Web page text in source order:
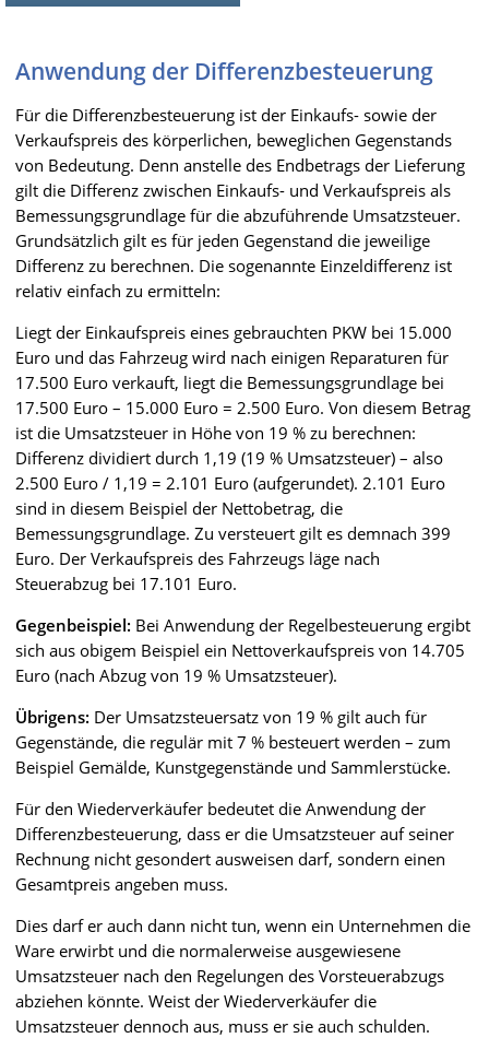
Anwendung der Differenzbesteuerung
Für die Differenzbesteuerung ist der Einkaufs- sowie der
Verkaufspreis des körperlichen, beweglichen Gegenstands
von Bedeutung. Denn anstelle des Endbetrags der Lieferung
gilt die Differenz zwischen Einkaufs- und Verkaufspreis als
Bemessungsgrundlage für die abzuführende Umsatzsteuer.
Grundsätzlich gilt es für jeden Gegenstand die jeweilige
Differenz zu berechnen. Die sogenannte Einzeldifferenz ist
relativ einfach zu ermitteln:
Liegt der Einkaufspreis eines gebrauchten PKW bei 15.000
Euro und das Fahrzeug wird nach einigen Reparaturen für
17.500 Euro verkauft, liegt die Bemessungsgrundlage bei
17.500 Euro – 15.000 Euro = 2.500 Euro. Von diesem Betrag
ist die Umsatzsteuer in Höhe von 19 % zu berechnen:
Differenz dividiert durch 1,19 (19 % Umsatzsteuer) – also
2.500 Euro / 1,19 = 2.101 Euro (aufgerundet). 2.101 Euro
sind in diesem Beispiel der Nettobetrag, die
Bemessungsgrundlage. Zu versteuert gilt es demnach 399
Euro. Der Verkaufspreis des Fahrzeugs läge nach
Steuerabzug bei 17.101 Euro.
Gegenbeispiel: Bei Anwendung der Regelbesteuerung ergibt
sich aus obigem Beispiel ein Nettoverkaufspreis von 14.705
Euro (nach Abzug von 19 % Umsatzsteuer).
Übrigens: Der Umsatzsteuersatz von 19 % gilt auch für
Gegenstände, die regulär mit 7 % besteuert werden – zum
Beispiel Gemälde, Kunstgegenstände und Sammlerstücke.
Für den Wiederverkäufer bedeutet die Anwendung der
Differenzbesteuerung, dass er die Umsatzsteuer auf seiner
Rechnung nicht gesondert ausweisen darf, sondern einen
Gesamtpreis angeben muss.
Dies darf er auch dann nicht tun, wenn ein Unternehmen die
Ware erwirbt und die normalerweise ausgewiesene
Umsatzsteuer nach den Regelungen des Vorsteuerabzugs
abziehen könnte. Weist der Wiederverkäufer die
Umsatzsteuer dennoch aus, muss er sie auch schulden.